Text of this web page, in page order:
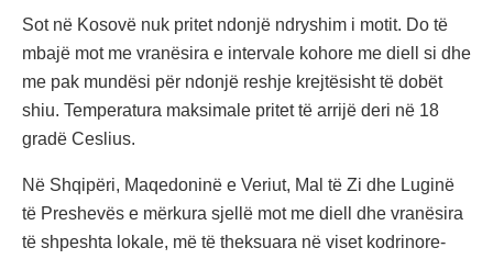
Sot në Kosovë nuk pritet ndonjë ndryshim i motit. Do të
mbajë mot me vranësira e intervale kohore me diell si dhe
me pak mundësi për ndonjë reshje krejtësisht të dobët
shiu. Temperatura maksimale pritet të arrijë deri në 18
gradë Ceslius.
Në Shqipëri, Maqedoninë e Veriut, Mal të Zi dhe Luginë
të Preshevës e mërkura sjellë mot me diell dhe vranësira
të shpeshta lokale, më të theksuara në viset kodrinore-